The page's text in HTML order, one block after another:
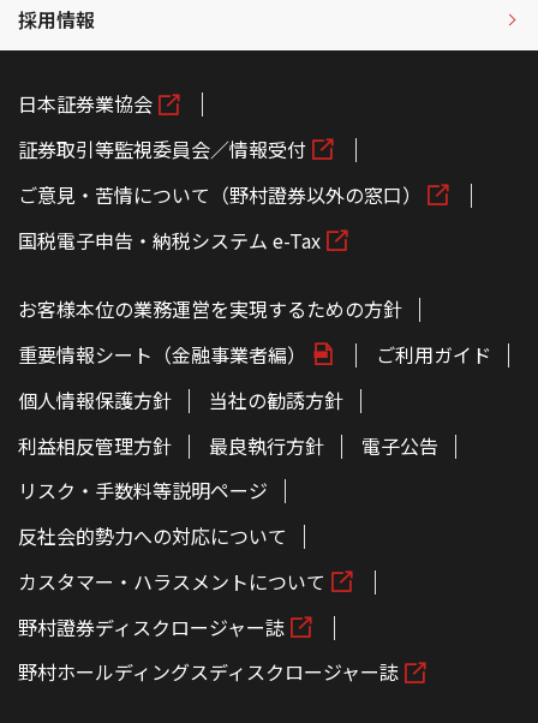
採用情報
日本証券業協会
証券取引等監視委員会／情報受付
ご意見・苦情について（野村證券以外の窓口）
国税電子申告・納税システム e-Tax
お客様本位の業務運営を実現するための方針
重要情報シート（金融事業者編）
ご利用ガイド
個人情報保護方針
当社の勧誘方針
利益相反管理方針
最良執行方針
電子公告
リスク・手数料等説明ページ
反社会的勢力への対応について
カスタマー・ハラスメントについて
野村證券ディスクロージャー誌
野村ホールディングスディスクロージャー誌